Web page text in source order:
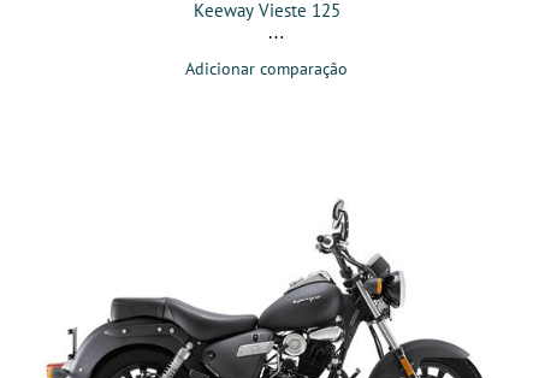
Keeway Vieste 125
Adicionar comparação